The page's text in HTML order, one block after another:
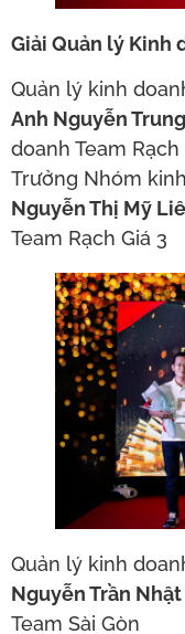
Giải Quản lý Kinh
Quản lý kinh
Anh Nguyễn
doanh Team Rạch
Trưởng Nhóm
Nguyễn Thị Mỹ
Team Rạch Giá 3
Quản lý kinh
Nguyễn Trần Nhật
Team Sài Gòn